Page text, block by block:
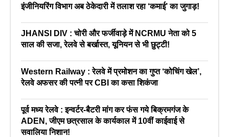
इंजीनियरिंग विभाग अब ठेकेदारी में तलाश रहा ‘कमाई’ का जुगाड़!
JHANSI DIV : चोरी और फर्जीवाड़े में NCRMU नेता को 5
साल की सजा, रेलवे से बर्खास्त, यूनियन से भी छुट्टी!
Western Railway : रेलवे में प्रमोशन का गुप्त ‘कोचिंग खेल’,
रेलवे अफसर की पत्नी पर CBI का कसा शिकंजा
पूर्व मध्य रेलवे : इन्वर्टर-बैटरी मांग कर फंस गये बिक्रमगंज के
ADEN, जीएम छत्रसाल के कार्यकाल में 10वीं काईवाई से
सवालिया निशान!